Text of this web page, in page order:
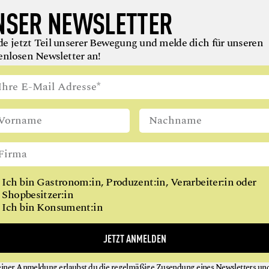
zeichnet der Guide Michelin
Restaurants mit dem Grünen
Was dahintersteckt, wie streng
– und was wir kritisch
RESTAURANTS
ÖSTERREICHS
Zwei Restaurants mit drei
zwei, 62 mit einem.
auf der kulinarischen
NEU BEIGAUMEN HOCH
wächst: Um Menschen, die Lebensmittel
oder verarbeiten. Und uns inspirieren, uns gesünder zu
NEWSLETTER
jetzt Teil unserer Bewegung und melde dich für unseren
Newsletter an!
Ich bin Gastronom:in, Produzent:in, Verarbeiter:in oder
Shopbesitzer:in
Ich bin Konsument:in
JETZT ANMELDEN